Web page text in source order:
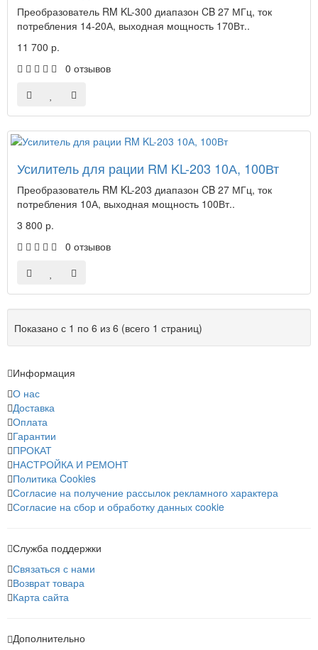
Преобразователь RM KL-300 диапазон CB 27 МГц, ток
потребления 14-20А, выходная мощность 170Вт..
11 700 р.
0 отзывов
Усилитель для рации RM KL-203 10А, 100Вт
Преобразователь RM KL-203 диапазон CB 27 МГц, ток
потребления 10А, выходная мощность 100Вт..
3 800 р.
0 отзывов
Показано с 1 по 6 из 6 (всего 1 страниц)
Информация
О нас
Доставка
Оплата
Гарантии
ПРОКАТ
НАСТРОЙКА И РЕМОНТ
Политика Cookies
Согласие на получение рассылок рекламного характера
Согласие на сбор и обработку данных cookie
Служба поддержки
Связаться с нами
Возврат товара
Карта сайта
Дополнительно